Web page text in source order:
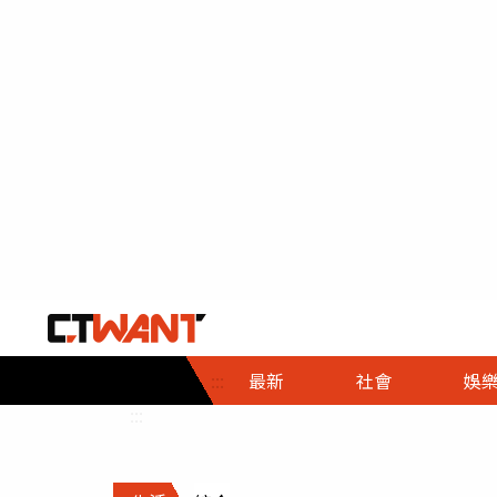
::: 最新 社會
社會首頁
時事
調查
娛樂
娛樂首頁
即時
財經首頁
熱線
政